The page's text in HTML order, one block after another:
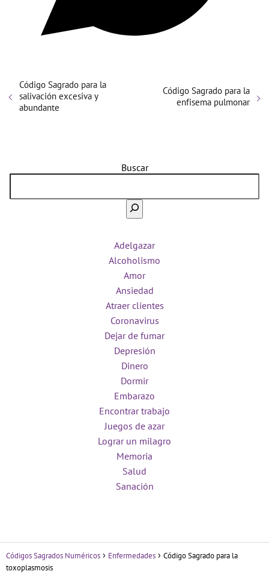
Código Sagrado para la
salivación excesiva y
abundante
Código Sagrado para la
enfisema pulmonar
Buscar
Adelgazar
Alcoholismo
Amor
Ansiedad
Atraer clientes
Coronavirus
Dejar de fumar
Depresión
Dinero
Dormir
Embarazo
Encontrar trabajo
Juegos de azar
Lograr un milagro
Memoria
Salud
Sanación
Códigos Sagrados Numéricos Enfermedades
Código Sagrado para la
toxoplasmosis